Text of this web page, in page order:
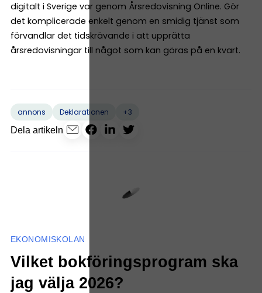
digitalt i Sverige var genom Årsredovisning Online. Gör
det komplicerade enkelt genom en smidig tjänst som
förvandlar det tidskrävande i att upprätta
årsredovisningar till något som kan göras på en kvart.
annons Deklarationen
+3
Dela artikeln
EKONOMISKOLAN
Vilket bokföringsprogram ska
jag välja 2026?